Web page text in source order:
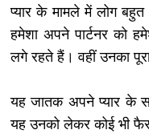
प्यार के मामले में लोग
हमेशा अपने पार्टनर को
लगे रहते हैं। वहीं उनका
यह जातक अपने प्यार के
यह उनको लेकर कोई भी